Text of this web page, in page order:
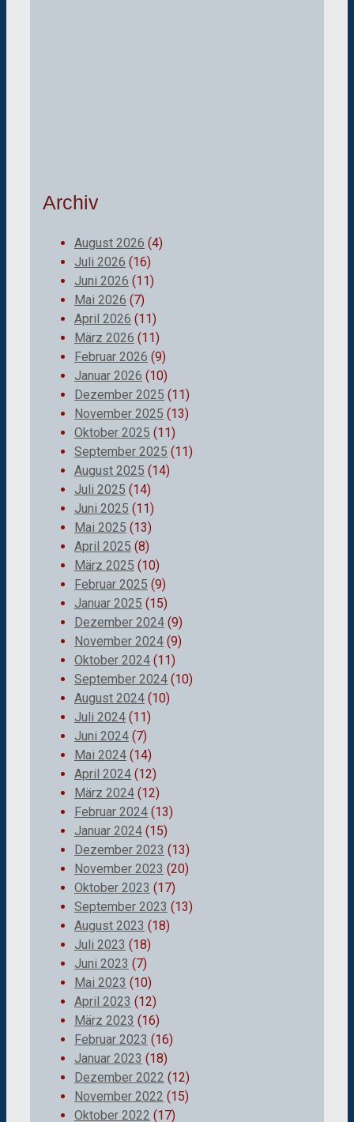
Archiv
August 2026 (4)
Juli 2026 (16)
Juni 2026 (11)
Mai 2026 (7)
April 2026 (11)
März 2026 (11)
Februar 2026 (9)
Januar 2026 (10)
Dezember 2025 (11)
November 2025 (13)
Oktober 2025 (11)
September 2025 (11)
August 2025 (14)
Juli 2025 (14)
Juni 2025 (11)
Mai 2025 (13)
April 2025 (8)
März 2025 (10)
Februar 2025 (9)
Januar 2025 (15)
Dezember 2024 (9)
November 2024 (9)
Oktober 2024 (11)
September 2024 (10)
August 2024 (10)
Juli 2024 (11)
Juni 2024 (7)
Mai 2024 (14)
April 2024 (12)
März 2024 (12)
Februar 2024 (13)
Januar 2024 (15)
Dezember 2023 (13)
November 2023 (20)
Oktober 2023 (17)
September 2023 (13)
August 2023 (18)
Juli 2023 (18)
Juni 2023 (7)
Mai 2023 (10)
April 2023 (12)
März 2023 (16)
Februar 2023 (16)
Januar 2023 (18)
Dezember 2022 (12)
November 2022 (15)
Oktober 2022 (17)